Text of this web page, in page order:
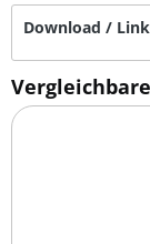
Download /